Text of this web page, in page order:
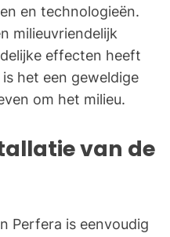
en technologieën.
milieuvriendelijk
effecten heeft
het een geweldige
om het milieu.
van de
Perfera is eenvoudig